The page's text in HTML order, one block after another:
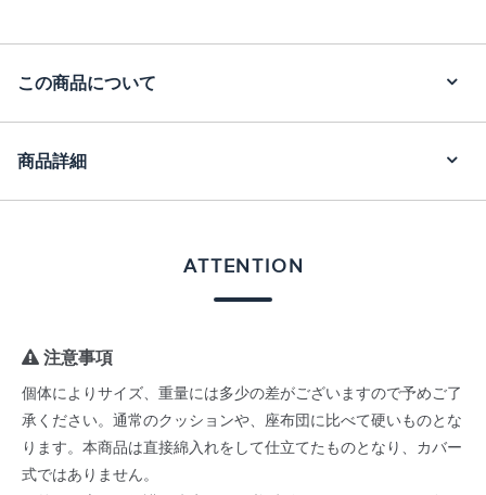
この商品について
商品詳細
ATTENTION
注意事項
個体によりサイズ、重量には多少の差がございますので予めご了
承ください。通常のクッションや、座布団に比べて硬いものとな
ります。本商品は直接綿入れをして仕立てたものとなり、カバー
式ではありません。